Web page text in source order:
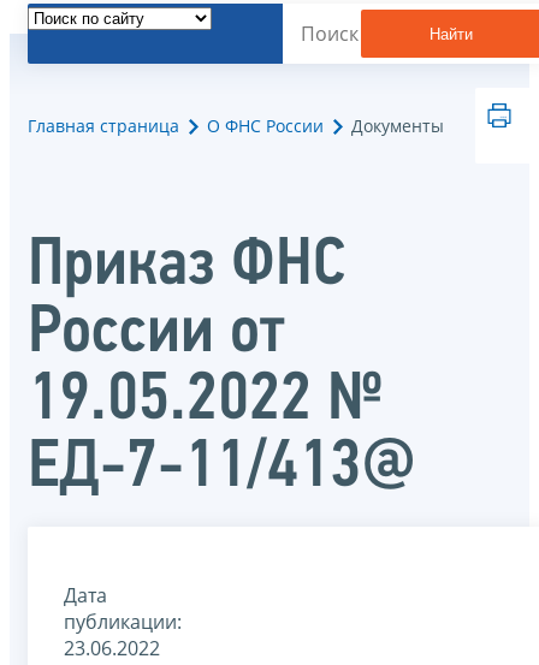
Найти
Главная страница О ФНС России Документы
Приказ ФНС
России от
19.05.2022 №
ЕД-7-11/413@
Дата
публикации:
23.06.2022